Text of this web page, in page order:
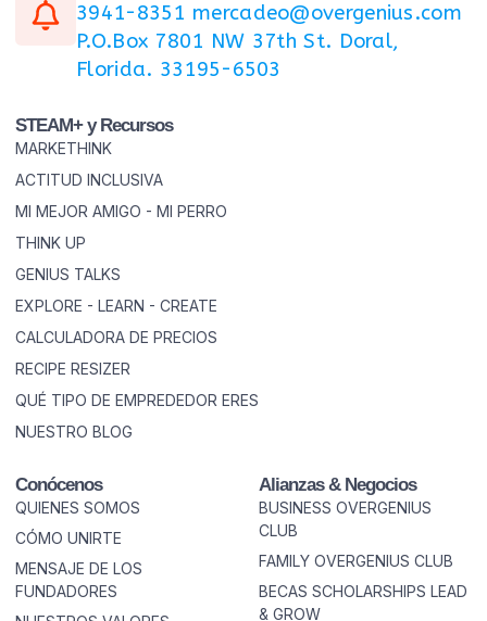
3941-8351 mercadeo@overgenius.com
P.O.Box 7801 NW 37th St. Doral,
Florida. 33195-6503
STEAM+ y Recursos
MARKETHINK
ACTITUD INCLUSIVA
MI MEJOR AMIGO - MI PERRO
THINK UP
GENIUS TALKS
EXPLORE - LEARN - CREATE
CALCULADORA DE PRECIOS
RECIPE RESIZER
QUÉ TIPO DE EMPREDEDOR ERES
NUESTRO BLOG
Conócenos
QUIENES SOMOS
CÓMO UNIRTE
MENSAJE DE LOS
FUNDADORES
Alianzas & Negocios
BUSINESS OVERGENIUS
CLUB
FAMILY OVERGENIUS CLUB
BECAS SCHOLARSHIPS LEAD
& GROW